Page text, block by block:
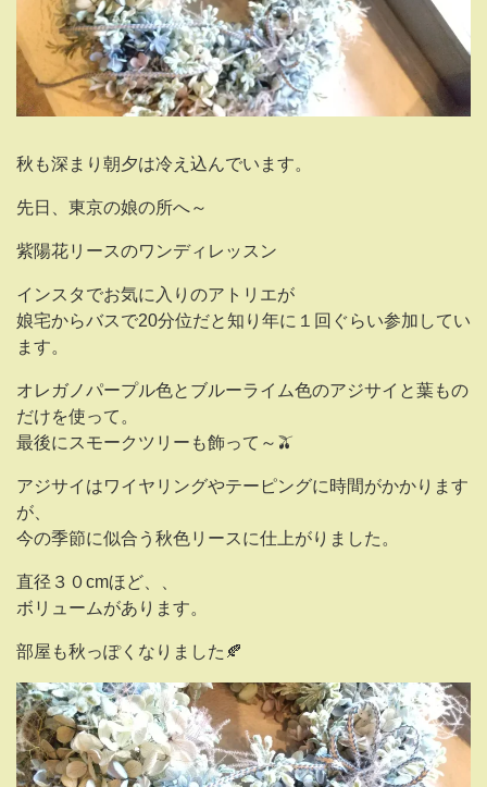
秋も深まり朝夕は冷え込んでいます。
先日、東京の娘の所へ～
紫陽花リースのワンディレッスン
インスタでお気に入りのアトリエが
娘宅からバスで20分位だと知り年に１回ぐらい参加してい
ます。
オレガノパープル色とブルーライム色のアジサイと葉もの
だけを使って。
最後にスモークツリーも飾って～🫒
アジサイはワイヤリングやテーピングに時間がかかります
が、
今の季節に似合う秋色リースに仕上がりました。
直径３０cmほど、、
ボリュームがあります。
部屋も秋っぽくなりました🍂